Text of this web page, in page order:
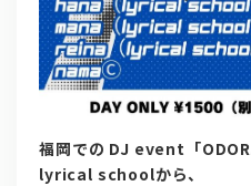
福岡での DJ event「
lyrical schoolから、
lyrical school